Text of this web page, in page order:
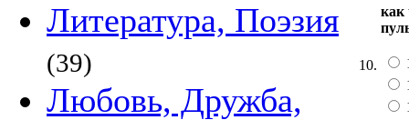
Литература, Поэзия
(39)
Любовь, Дружба,
10.
как